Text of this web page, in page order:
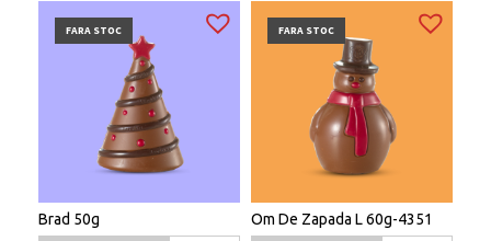
FARA STOC
Brad 50g
FARA STOC
Om De Zapada L 60g-4351